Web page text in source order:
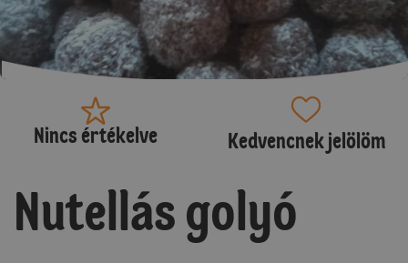
Nincs értékelve Kedvencnek jelölöm
Nutellás golyó